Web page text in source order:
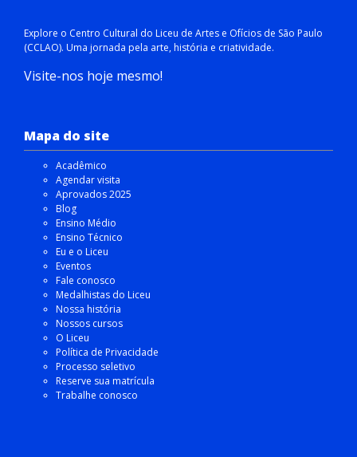
Explore o Centro Cultural do Liceu de Artes e Ofícios de São Paulo
(CCLAO). Uma jornada pela arte, história e criatividade.
Visite-nos hoje mesmo!
Mapa do site
Acadêmico
Agendar visita
Aprovados 2025
Blog
Ensino Médio
Ensino Técnico
Eu e o Liceu
Eventos
Fale conosco
Medalhistas do Liceu
Nossa história
Nossos cursos
O Liceu
Política de Privacidade
Processo seletivo
Reserve sua matrícula
Trabalhe conosco